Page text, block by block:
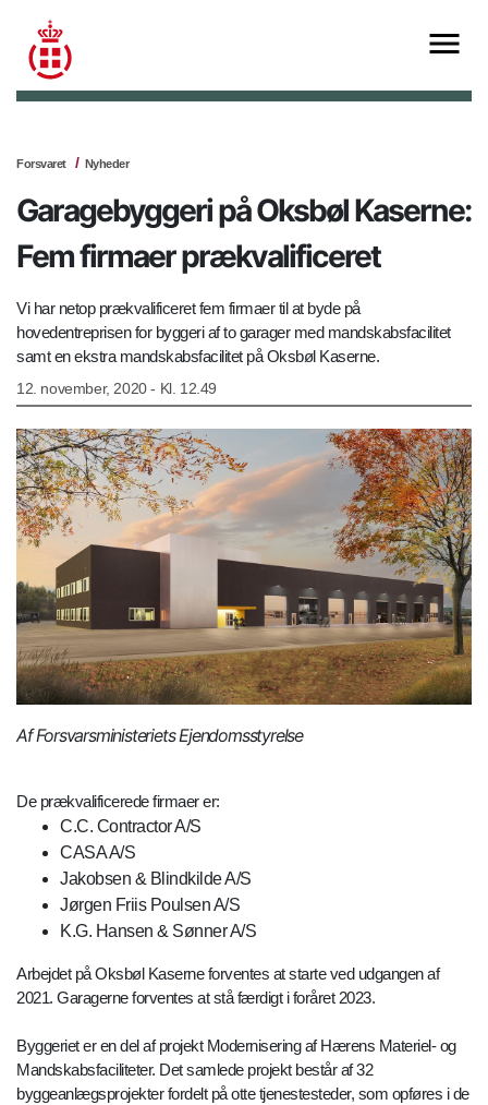
Forsvaret Nyheder
Garagebyggeri på Oksbøl Kaserne:
Fem firmaer prækvalificeret
Vi har netop prækvalificeret fem firmaer til at byde på
hovedentreprisen for byggeri af to garager med mandskabsfacilitet
samt en ekstra mandskabsfacilitet på Oksbøl Kaserne.
12. november, 2020 - Kl. 12.49
Af Forsvarsministeriets Ejendomsstyrelse
De prækvalificerede firmaer er:
C.C. Contractor A/S
CASA A/S
Jakobsen & Blindkilde A/S
Jørgen Friis Poulsen A/S
K.G. Hansen & Sønner A/S
Arbejdet på Oksbøl Kaserne forventes at starte ved udgangen af
2021. Garagerne forventes at stå færdigt i foråret 2023.
Byggeriet er en del af projekt Modernisering af Hærens Materiel- og
Mandskabsfaciliteter. Det samlede projekt består af 32
byggeanlægsprojekter fordelt på otte tjenestesteder, som opføres i de